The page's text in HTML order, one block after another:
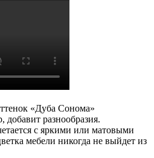
«Дуба Сонома»
добавит разнообразия.
с яркими или матовыми
мебели никогда не выйдет из